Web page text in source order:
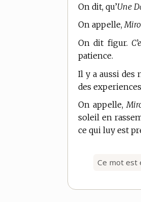
On dit, qu’Une
On appelle,
On dit figur.
patience.
Il y a aussi des
des
On appelle,
soleil en
ce qui luy est
Ce mot est